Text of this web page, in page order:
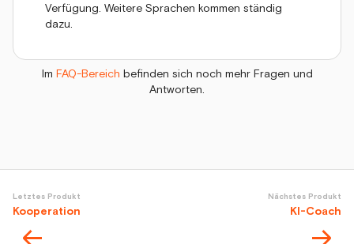
Verfügung. Weitere Sprachen kommen ständig
dazu.
Im FAQ-Bereich befinden sich noch mehr Fragen und
Antworten.
Letztes Produkt
Kooperation
Nächstes Produkt
KI-Coach